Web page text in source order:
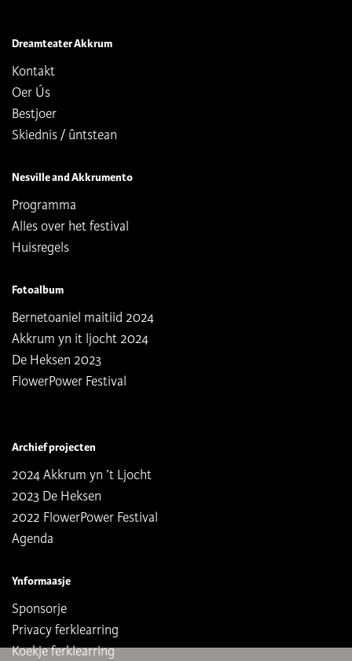
Dreamteater Akkrum
Kontakt
Oer Ús
Bestjoer
Skiednis / ûntstean
Nesville and Akkrumento
Programma
Alles over het festival
Huisregels
Fotoalbum
Bernetoaniel maitiid 2024
Akkrum yn it ljocht 2024
De Heksen 2023
FlowerPower Festival
Archief projecten
2024 Akkrum yn ’t Ljocht
2023 De Heksen
2022 FlowerPower Festival
Agenda
Ynformaasje
Sponsorje
Privacy ferklearring
Koekje ferklearring